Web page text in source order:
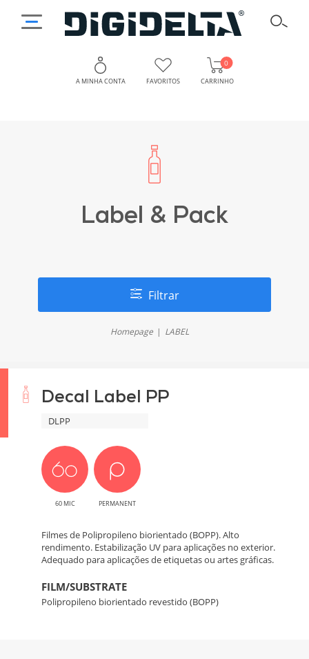
A MINHA CONTA FAVORITOS CARRINHO
0
Label & Pack
Filtrar
Homepage LABEL
Decal Label PP
DLPP
60 MIC PERMANENT
Filmes de Polipropileno biorientado (BOPP). Alto
rendimento. Estabilização UV para aplicações no exterior.
Adequado para aplicações de etiquetas ou artes gráficas.
FILM/SUBSTRATE
Polipropileno biorientado revestido (BOPP)